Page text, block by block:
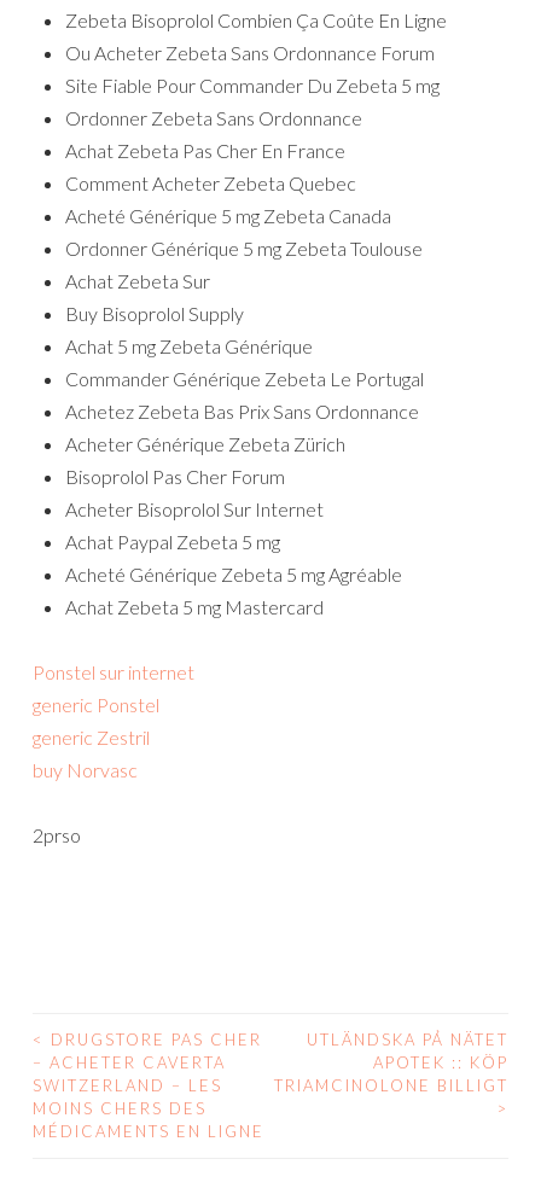
Zebeta Bisoprolol Combien Ça Coûte En Ligne
Ou Acheter Zebeta Sans Ordonnance Forum
Site Fiable Pour Commander Du Zebeta 5 mg
Ordonner Zebeta Sans Ordonnance
Achat Zebeta Pas Cher En France
Comment Acheter Zebeta Quebec
Acheté Générique 5 mg Zebeta Canada
Ordonner Générique 5 mg Zebeta Toulouse
Achat Zebeta Sur
Buy Bisoprolol Supply
Achat 5 mg Zebeta Générique
Commander Générique Zebeta Le Portugal
Achetez Zebeta Bas Prix Sans Ordonnance
Acheter Générique Zebeta Zürich
Bisoprolol Pas Cher Forum
Acheter Bisoprolol Sur Internet
Achat Paypal Zebeta 5 mg
Acheté Générique Zebeta 5 mg Agréable
Achat Zebeta 5 mg Mastercard
Ponstel sur internet
generic Ponstel
generic Zestril
buy Norvasc
2prso
POST
NAVIGATION
<
DRUGSTORE PAS CHER
– ACHETER CAVERTA
SWITZERLAND – LES
MOINS CHERS DES
MÉDICAMENTS EN LIGNE
UTLÄNDSKA PÅ NÄTET
APOTEK :: KÖP
TRIAMCINOLONE BILLIGT
>